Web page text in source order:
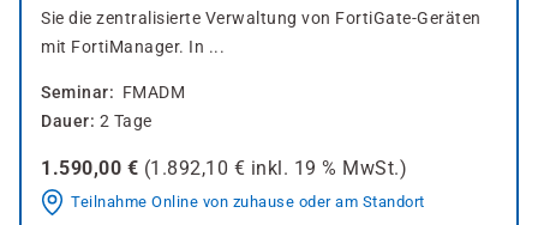
Sie die zentralisierte Verwaltung von FortiGate-Geräten
mit FortiManager. In ...
Seminar
FMADM
Dauer 2 Tage
1.590,00 € (1.892,10 € inkl. 19 % MwSt.)
Teilnahme Online von zuhause oder am Standort